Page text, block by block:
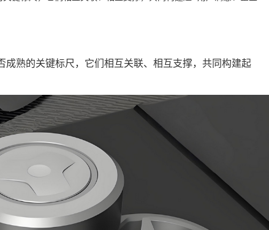
熟的关键标尺，它们相互关联、相互支撑，共同构建起